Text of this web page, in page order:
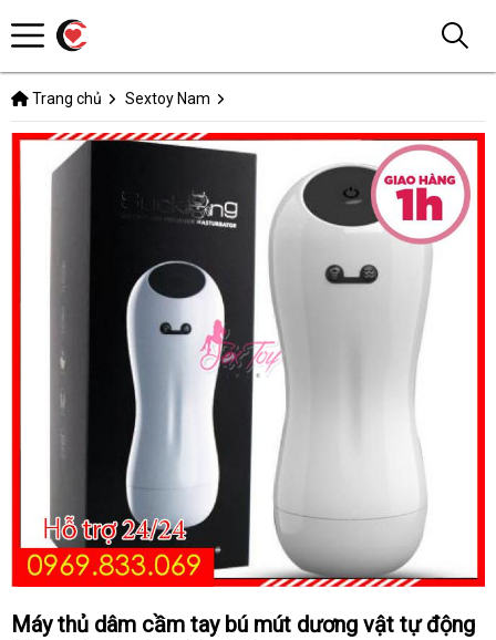
Trang chủ Sextoy Nam
Máy thủ dâm cầm tay bú mút dương vật tự động